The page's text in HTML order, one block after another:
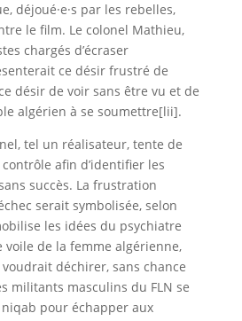
déjoué·e·s par les rebelles,
le film. Le colonel Mathieu,
chargés d’écraser
ce désir frustré de
désir de voir sans être vu et de
algérien à se soumettre[lii].
tel un réalisateur, tente de
afin d’identifier les
succès. La frustration
serait symbolisée, selon
les idées du psychiatre
voile de la femme algérienne,
déchirer, sans chance
militants masculins du FLN se
pour échapper aux